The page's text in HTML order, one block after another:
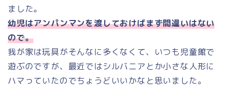
ました。
幼児はアンパンマンを渡しておけばまず間違いはない
ので。
我が家は玩具がそんなに多くなくて、いつも児童館で
遊ぶのですが、最近ではシルバニアとか小さな人形に
ハマっていたのでちょうどいいかなと思いました。